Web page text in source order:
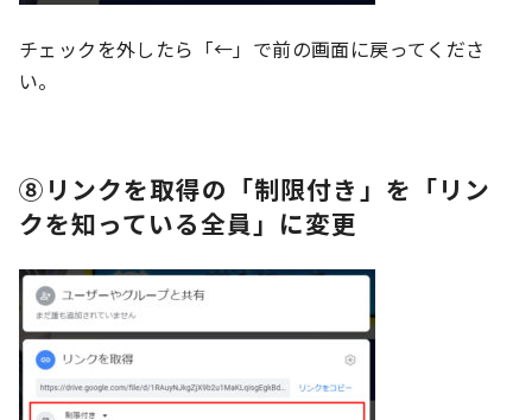
チェックを外したら「←」で前の画面に戻ってくださ
い。
⑧リンクを取得の「制限付き」を「リン
クを知っている全員」に変更